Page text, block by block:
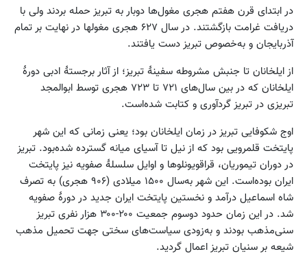
در ابتدای قرن هفتم هجری مغول‌ها دوبار به تبریز حمله بردند ولی با
دریافت غرامت بازگشتند. در سال ۶۲۷ هجری مغول‏ها در نهایت بر تمام
آذربایجان و به‌خصوص تبریز دست یافتند.
از ایلخانان تا جنبش مشروطه سفینهٔ تبریز؛ از آثار برجستهٔ ادبی دورهٔ
ایلخانان که در بین سال‌های ۷۲۱ تا ۷۲۳ هجری توسط ابوالمجد
تبریزی در تبریز گردآوری و کتابت شده‌است.
اوج شکوفایی تبریز در زمان ایلخانان بود؛ یعنی زمانی که این شهر
پایتخت قلمرویی بود که از نیل تا آسیای میانه گسترده شده‌بود. تبریز
در دوران تیموریان، قراقویونلوها و اوایل سلسلهٔ صفویه نیز پایتخت
ایران بوده‌است. این شهر به‌سال ۱۵۰۰ میلادی (۹۰۶ هجری) به تصرف
شاه اسماعیل درآمد و نخستین پایتخت ایران جدید در دورهٔ صفویه
شد. در این زمان حدود دوسوم جمعیت ۲۰۰-۳۰۰ هزار نفری تبریز
سنی‌مذهب بودند و به‌زودی سیاست‌های سختی جهت تحمیل مذهب
شیعه بر سنیان تبریز اعمال گردید.